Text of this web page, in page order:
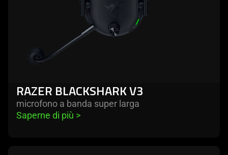
RAZER BLACKSHARK V3
microfono a banda super larga
Saperne di più >